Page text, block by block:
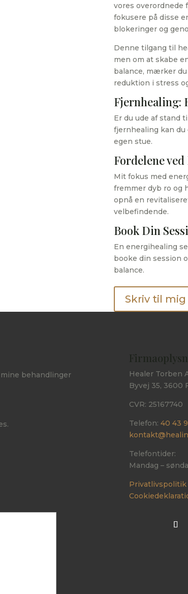
vores overordnede
fokusere på disse
blokeringer og
Denne tilgang til
men om at skabe
balance, mærker
reduktion i stress
Fjernhealing:
Er du ude af stand
fjernhealing kan du
egen stue.
Fordelene
Mit fokus med
fremmer dyb ro og
opnå en
velbefindende.
Book Din
En energihealing
booke din session
balance.
Skriv til mig
behandlinger
Healer Torben
​Byvej 35, 3600
CVR: 25167740
Telefon: 40 43
Telefontider:
Mandag –
Privatlivspolitik